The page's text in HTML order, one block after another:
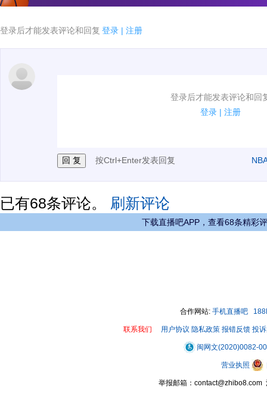
登录后才能发表评论和回复 登录 | 注册
登录后才能发表评论和回
登录 | 注册
1.电脑端新用户可以发表评论了！
按Ctrl+Enter发表回复
已有68条评论。 刷新评论
下载直播吧APP，查看68条精彩
合作网站: 手机直播吧
联系我们 用户协议 隐私政策 报错反馈 投
闽网文(2020)0082-
营业执照
举报邮箱：